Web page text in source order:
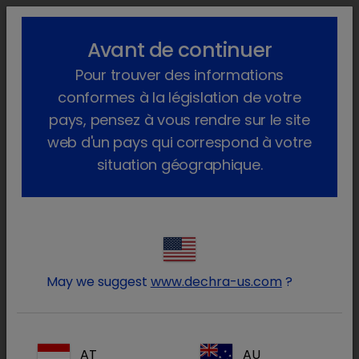
lock_outline search menu
Produits Pharma
Chat Sur ordonnance Clavudale
lockConnectez-vous à votre
Avant de continuer
Pour trouver des informations
conformes à la législation de votre
pays, pensez à vous rendre sur le site
web d'un pays qui correspond à votre
situation géographique.
May we suggest www.dechra-us.com ?
AT AU